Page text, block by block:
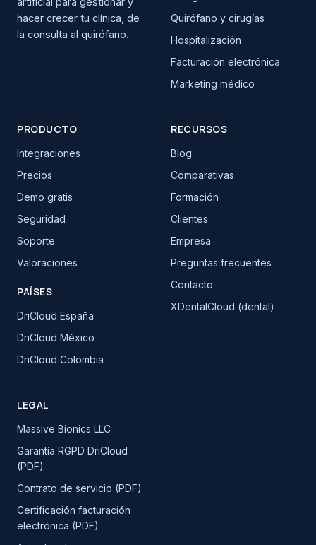
hacer crecer tu clínica, de
la consulta al quirófano.
Quirófano y cirugías
Hospitalización
Facturación electrónica
Marketing médico
PRODUCTO
Integraciones
Precios
Demo gratis
Seguridad
Soporte
Valoraciones
PAÍSES
DriCloud España
DriCloud México
DriCloud Colombia
RECURSOS
Blog
Comparativas
Formación
Clientes
Empresa
Preguntas frecuentes
Contacto
XDentalCloud (dental)
LEGAL
Massive Bionics LLC
Garantía RGPD DriCloud
(PDF)
Contrato de servicio (PDF)
Certificación facturación
electrónica (PDF)